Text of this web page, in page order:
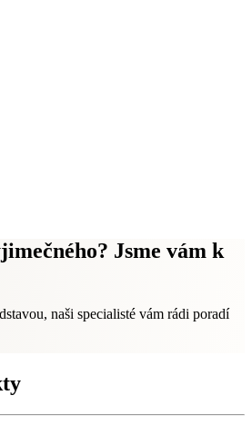
Jsme vám k
naši specialisté vám rádi poradí